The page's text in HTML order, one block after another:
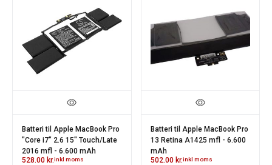
Batteri til Apple MacBook Pro
"Core i7" 2.6 15" Touch/Late
2016 mfl - 6.600 mAh
528.00 kr.inkl moms
Batteri til Apple MacBook Pro
13 Retina A1425 mfl - 6.600
mAh
502.00 kr.inkl moms